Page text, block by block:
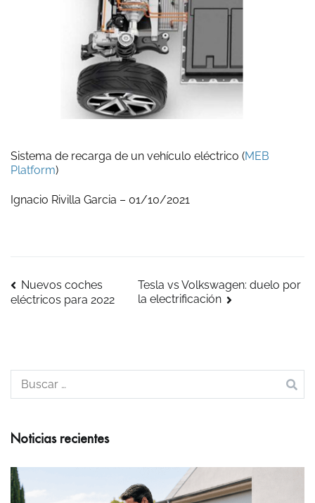
Sistema de recarga de un vehículo eléctrico (MEB
Platform)
Ignacio Rivilla Garcia – 01/10/2021
Navegación
de
Nuevos coches
eléctricos para 2022
Tesla vs Volkswagen: duelo por
la electrificación
Noticias recientes